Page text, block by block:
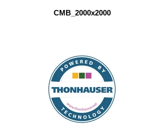
CMB_2000x2000